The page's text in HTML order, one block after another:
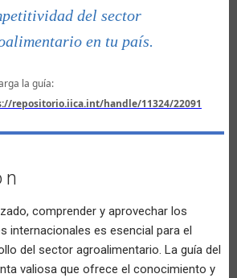
del sector
en tu país.
la guía:
repositorio.iica.int/handle/11324/22091
comprender y aprovechar los
internacionales es esencial para el
del sector agroalimentario. La guía del
valiosa que ofrece el conocimiento y